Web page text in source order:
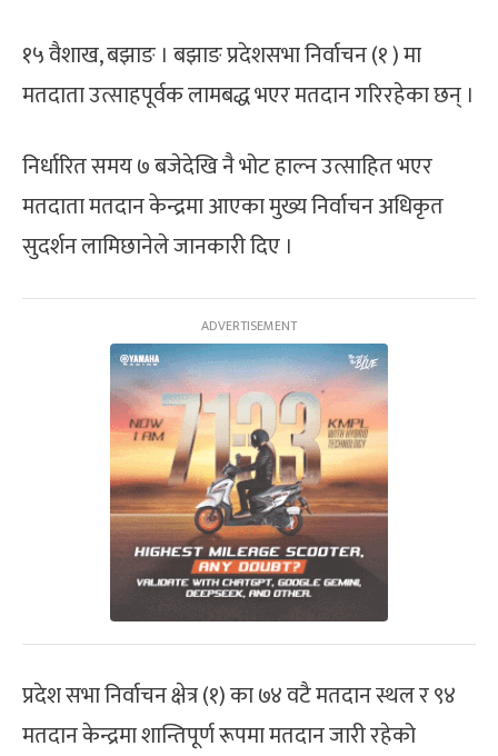
१५ वैशाख, बझाङ । बझाङ प्रदेशसभा निर्वाचन (१ ) मा
मतदाता उत्साहपूर्वक लामबद्ध भएर मतदान गरिरहेका छन् ।
निर्धारित समय ७ बजेदेखि नै भोट हाल्न उत्साहित भएर
मतदाता मतदान केन्द्रमा आएका मुख्य निर्वाचन अधिकृत
सुदर्शन लामिछानेले जानकारी दिए ।
प्रदेश सभा निर्वाचन क्षेत्र (१) का ७४ वटै मतदान स्थल र ९४
मतदान केन्द्रमा शान्तिपूर्ण रूपमा मतदान जारी रहेको